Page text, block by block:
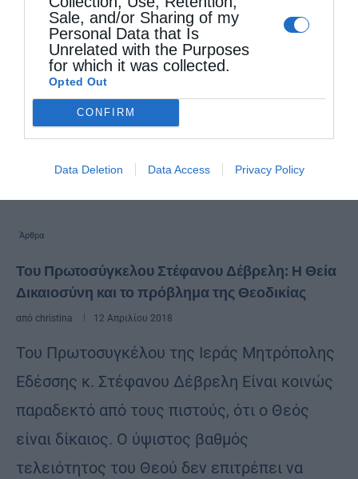
Sale, and/or Sharing of my
Personal Data that Is
Unrelated with the Purposes
for which it was collected.
Opted Out
CONFIRM
Data Deletion Data Access Privacy Policy
Άρθρα
Του Πρωτοσύγκελου Στέφανου Δέβρελη: Η Θεία
Δικαιοσύνη και το πρόβλημα της Θεοδικίας
από christina 12 Απριλίου 2018
Του Πρωτοσυγκέλου της Ιεράς Μητρόπολης
Εδέσσης κ. Στέφανου Δέβρελη Είναι κοινώς
παραδεκτό από τους πιστούς, ότι ο Θεός
είναι δίκαιος. Ο ύψιστος βαθμός
τελειότητος του Θεού δεν επιτρέπει να